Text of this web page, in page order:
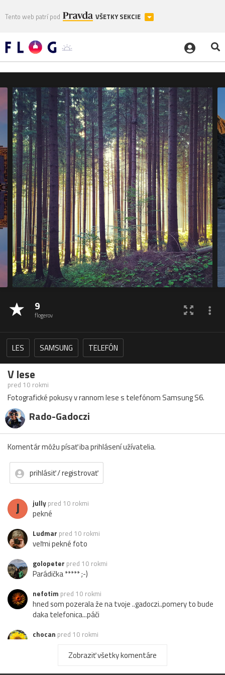
Tento web patrí pod VŠETKY SEKCIE
9
flogerov
LES SAMSUNG TELEFÓN
V lese
pred 10 rokmi
Fotografické pokusy v rannom lese s telefónom Samsung S6.
Rado-Gadoczi
Komentár môžu písať iba prihlásení užívatelia.
prihlásiť / registrovať
J jully pred 10 rokmi
pekné
Ludmar pred 10 rokmi
veľmi pekné foto
golopeter pred 10 rokmi
Parádička ***** ;-)
nefotim pred 10 rokmi
hned som pozerala že na tvoje ..gadoczi..pomery to bude
daka telefonica...páči
chocan pred 10 rokmi
Zobraziť všetky komentáre